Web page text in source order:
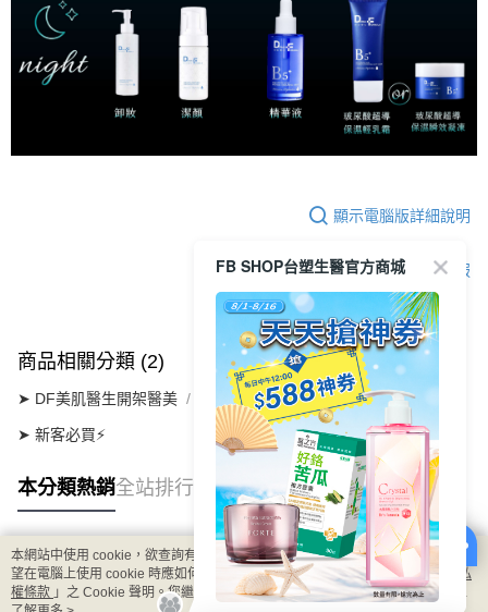
顯示電腦版詳細說明
客服
商品相關分類 (2)
➤ DF美肌醫生開架醫美 ┃極潤保濕系列
➤ 新客必買⚡
本分類熱銷全站排行
熱門標籤
本網站中使用 cookie，欲查詢有關本網站使用 cookie 方式之詳情，及若您不希
望在電腦上使用 cookie 時應如何變更電腦的 cookie 設定，請參閱本網站「
隱私
權條款 」之 Cookie 聲明。您繼續使用本網站即表示您同意本公司得按本網站使
FB SHOP台塑生醫官方商城